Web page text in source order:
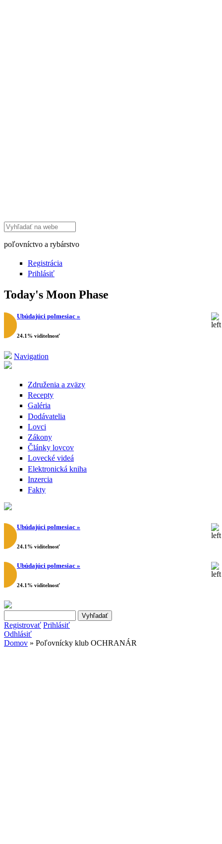
Search this site
poľovníctvo a rybárstvo
Registrácia
Prihlásiť
Today's Moon Phase
Ubúdajúci polmesiac »
24.1% viditelnosť
Navigation
Združenia a zväzy
Recepty
Galéria
Dodávatelia
Lovci
Zákony
Články lovcov
Lovecké videá
Elektronická kniha
Inzercia
Fakty
Ubúdajúci polmesiac »
24.1% viditelnosť
Ubúdajúci polmesiac »
24.1% viditelnosť
Vyhľadávanie
Registrovať Prihlásiť
Odhlásiť
Domov » Poľovnícky klub OCHRANÁR